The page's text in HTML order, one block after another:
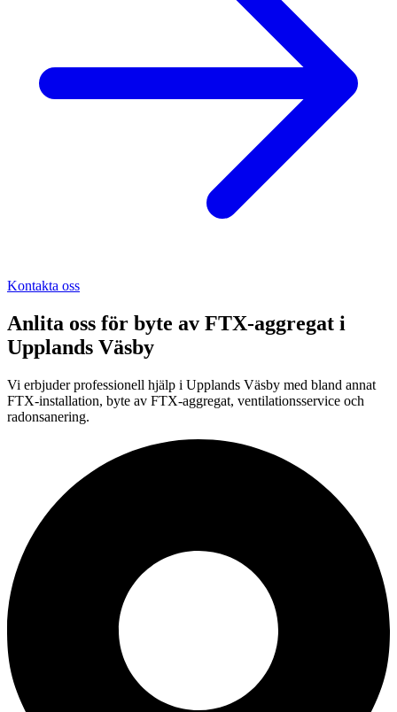
Kontakta oss
Anlita oss för byte av FTX-aggregat i
Upplands Väsby
Vi erbjuder professionell hjälp i Upplands Väsby med bland annat
FTX-installation, byte av FTX-aggregat, ventilationsservice och
radonsanering.